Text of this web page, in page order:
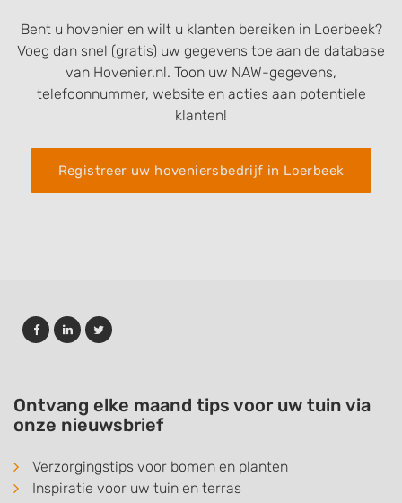
Bent u hovenier en wilt u klanten bereiken in Loerbeek?
Voeg dan snel (gratis) uw gegevens toe aan de database
van Hovenier.nl. Toon uw NAW-gegevens,
telefoonnummer, website en acties aan potentiele
klanten!
Registreer uw hoveniersbedrijf in Loerbeek
Ontvang elke maand tips voor uw tuin via
onze nieuwsbrief
Verzorgingstips voor bomen en planten
Inspiratie voor uw tuin en terras